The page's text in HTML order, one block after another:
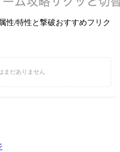
性/特性と撃破おすすめフリク